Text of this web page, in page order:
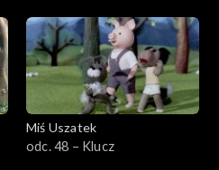
Miś Uszatek
odc. 48 – Klucz